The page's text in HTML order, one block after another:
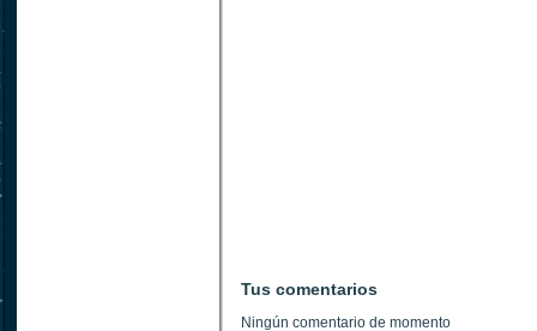
Tus comentarios
Ningún comentario de momento